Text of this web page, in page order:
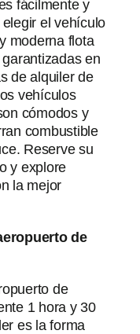
fácilmente y
el vehículo
moderna flota
en
de alquiler de
vehículos
cómodos y
combustible
Reserve su
y explore
la mejor
de
de
1 hora y 30
es la forma